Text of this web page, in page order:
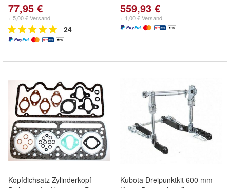
77,95 €
+ 5,00 € Versand
24
559,93 €
+ 1,00 € Versand
Kopfdichsatz Zylinderkopf
Kubota Dreipunktkit 600 mm